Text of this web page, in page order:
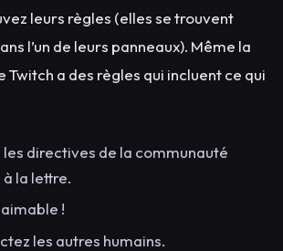
leurs règles (elles se trouvent
l’un de leurs panneaux). Même la
Twitch a des règles qui incluent ce qui
les directives de la communauté
à la lettre.
!
les autres humains.